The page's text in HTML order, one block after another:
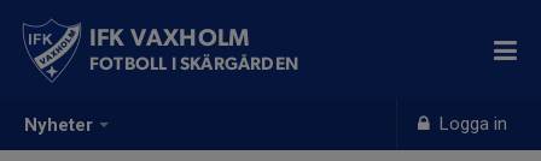
Nyheter Logga in
IFK VAXHOLM
FOTBOLL I SKÄRGÅRDEN